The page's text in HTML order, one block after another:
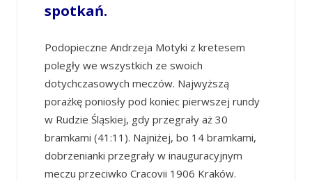
spotkań.
Podopieczne Andrzeja Motyki z kretesem
poległy we wszystkich ze swoich
dotychczasowych meczów. Najwyższą
porażkę poniosły pod koniec pierwszej rundy
w Rudzie Śląskiej, gdy przegrały aż 30
bramkami (41:11). Najniżej, bo 14 bramkami,
dobrzenianki przegrały w inauguracyjnym
meczu przeciwko Cracovii 1906 Kraków.